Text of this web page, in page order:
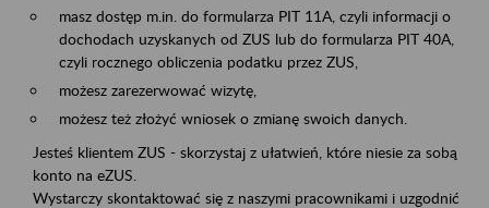
masz dostęp m.in. do formularza PIT 11A, czyli informacji o
dochodach uzyskanych od ZUS lub do formularza PIT 40A,
czyli rocznego obliczenia podatku przez ZUS,
możesz zarezerwować wizytę,
możesz też złożyć wniosek o zmianę swoich danych.
Jesteś klientem ZUS - skorzystaj z ułatwień, które niesie za sobą
konto na eZUS.
Wystarczy skontaktować się z naszymi pracownikami i uzgodnić